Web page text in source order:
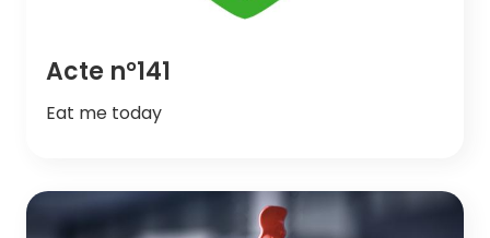
Acte n°141
Eat me today